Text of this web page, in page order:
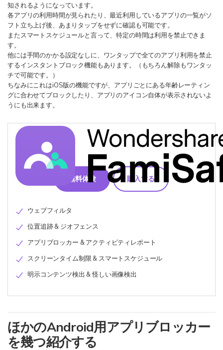
知されるようになっています。
各アプリの利用時間が見られたり、最近利用しているアプリの一覧がソ
フト立ち上げ後、あまりタップをせずに確認も可能です。
またスマートスケジュールと言って、特定の時間は利用を禁止できま
す。
他には手間のかかる設定なしに、ワンタップで全てのアプリ利用を禁止
するインスタントブロック機能もあります。（もちろん解除もワンタッ
チで可能です。）
ちなみにこれはiOS版の機能ですが、アプリごとにある年齢レーティン
グに合わせてブロックしたり、アプリのアイコン自体が表示されないよ
うにも出来ます。
無料体験 購入する
ウェブフィルタ
位置追跡 & ジオフェンス
アプリブロッカー & アクティビティレポート
スクリーンタイム制限 & スマートスケジュール
明示コンテンツ検出 & 怪しい画像検出
ほかのAndroid用アプリブロッカー
を幾つ紹介する